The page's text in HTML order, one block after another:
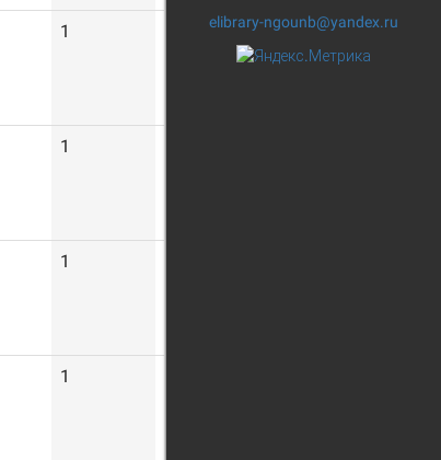
1
1
1
1
elibrary-ngounb@yandex.ru